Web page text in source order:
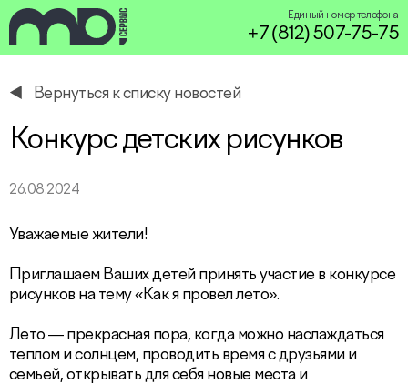
Единый номер телефона
+7 (812) 507-75-75
service@miservice.ru
Вернуться к списку новостей
Конкурс детских рисунков
26.08.2024
Уважаемые жители!
Приглашаем Ваших детей принять участие в конкурсе
рисунков на тему «Как я провел лето».
Лето — прекрасная пора, когда можно наслаждаться
теплом и солнцем, проводить время с друзьями и
семьей, открывать для себя новые места и